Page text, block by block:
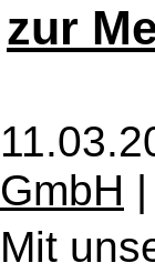
zur
GmbH |
Mit